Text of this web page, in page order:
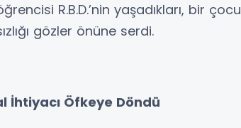
R.B.D.’nin yaşadıkları, bir
gözler önüne serdi.
İhtiyacı Öfkeye Döndü